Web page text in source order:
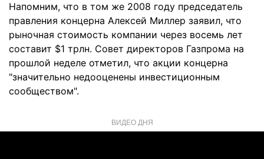
Напомним, что в том же 2008 году председатель
правления концерна Алексей Миллер заявил, что
рыночная стоимость компании через восемь лет
составит $1 трлн. Совет директоров Газпрома на
прошлой неделе отметил, что акции концерна
"значительно недооценены инвестиционным
сообществом".
ВИДЕО ДНЯ